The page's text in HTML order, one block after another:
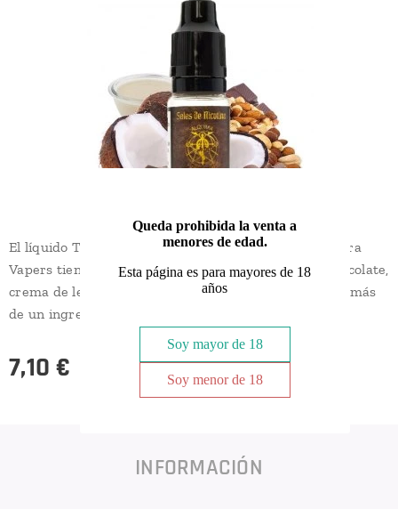
El líquido Tormento Sales de Nicotina de Alquimia para
Vapers tiene un sabor dulce con notas de vainilla, chocolate,
crema de leche y coco con toques de frutos secos, además
de un ingrediente secreto que conquistará
7,10 €
INFORMACIÓN
Queda prohibida la venta a
menores de edad.
Esta página es para mayores de 18
años
Soy mayor de 18
Soy menor de 18